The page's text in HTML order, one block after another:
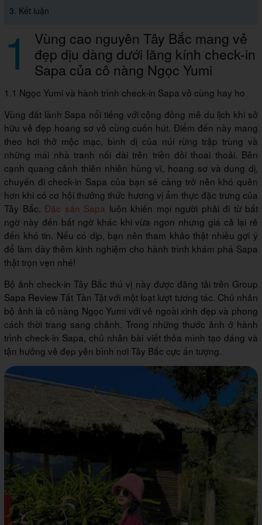
3. Kết luận
1 Vùng cao nguyên Tây Bắc mang vẻ
đẹp dịu dàng dưới lăng kính check-in
Sapa của cô nàng Ngọc Yumi
1.1 Ngọc Yumi và hành trình check-in Sapa vô cùng hay ho
Vùng đất lành Sapa nổi tiếng với cộng đồng mê du lịch khi sở
hữu vẻ đẹp hoang sơ vô cùng cuốn hút. Điểm đến này mang
theo hơi thở mộc mạc, bình dị của núi rừng trập trùng và
những mái nhà tranh nối dài trên triền đồi thoai thoải. Bên
cạnh quang cảnh thiên nhiên hùng vĩ, hoang sơ và dung dị,
chuyến đi check-in Sapa của bạn sẽ càng trở nên khó quên
hơn khi có cơ hội thưởng thức hương vị ẩm thực đặc trưng của
Tây Bắc. Đặc sản Sapa luôn khiến mọi người phải đi từ bất
ngờ này đến bất ngờ khác khi vừa ngon nhưng giá cả lại rẻ
đến khó tin. Nếu có dịp, bạn nên tham khảo thật nhiều gợi ý
để làm dày thêm kinh nghiệm cho hành trình khám phá Sapa
thật trọn vẹn nhé!
Bộ ảnh check-in Tây Bắc thú vị này được đăng tải trên Group
Sapa Review Tất Tần Tật với một loạt lượt tương tác. Chủ nhân
bộ ảnh là cô nàng Ngọc Yumi với vẻ ngoài xinh đẹp và phong
cách thời trang sang chảnh. Trong những thước ảnh ở hành
trình check-in Sapa, chủ nhân bài viết thỏa mình tạo dáng và
tận hưởng vẻ đẹp yên bình nơi Tây Bắc cực ấn tượng.